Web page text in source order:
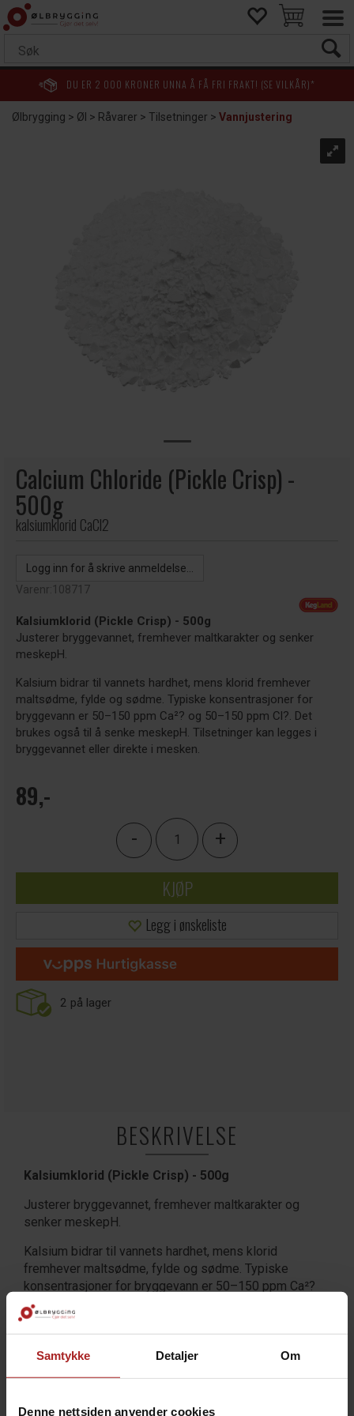
Samtykke Detaljer Om
Denne nettsiden anvender cookies
DU ER 2 000 KRONER UNNA Å FÅ FRI FRAKT! (SE VILKÅR)*
Ølbrygging>Øl >Råvarer>Tilsetninger>Vannjustering
Calcium Chloride (Pickle Crisp) -
500g
kalsiumklorid CaCl2
Logg inn for å skrive anmeldelse...
Varenr:108717
Kalsiumklorid (Pickle Crisp) - 500g
Justerer bryggevannet, fremhever maltkarakter og senker
meskepH.
Kalsium bidrar til vannets hardhet, mens klorid fremhever
maltsødme, fylde og sødme. Typiske konsentrasjoner for
bryggevann er 50–150 ppm Ca²? og 50–150 ppm Cl?. Det
brukes også til å senke meskepH. Tilsetninger kan legges i
bryggevannet eller direkte i mesken.
89,-
- +
KJØP
Legg i ønskeliste
2 på lager
BESKRIVELSE
Kalsiumklorid (Pickle Crisp) - 500g
Justerer bryggevannet, fremhever maltkarakter og
senker meskepH.
Kalsium bidrar til vannets hardhet, mens klorid
fremhever maltsødme, fylde og sødme. Typiske
konsentrasjoner for bryggevann er 50–150 ppm Ca²?
og 50–150 ppm Cl?. Det brukes også til å senke
meskepH. Tilsetninger kan legges i bryggevannet eller
direkte i mesken.
Anbefalte forhold mellom sulfat og klorid: